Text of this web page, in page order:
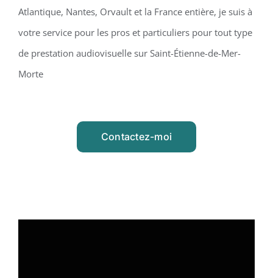
Atlantique, Nantes, Orvault et la France entière, je suis à
votre service pour les pros et particuliers pour tout type
de prestation audiovisuelle sur Saint-Étienne-de-Mer-
Morte
Contactez-moi